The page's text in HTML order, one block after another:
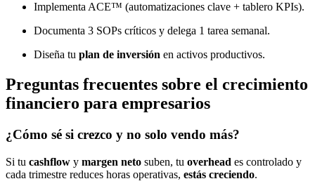
Implementa ACE™ (automatizaciones clave + tablero KPIs).
Documenta 3 SOPs críticos y delega 1 tarea semanal.
Diseña tu plan de inversión en activos productivos.
Preguntas frecuentes sobre el crecimiento
financiero para empresarios
¿Cómo sé si crezco y no solo vendo más?
Si tu cashflow y margen neto suben, tu overhead es controlado y
cada trimestre reduces horas operativas, estás creciendo.